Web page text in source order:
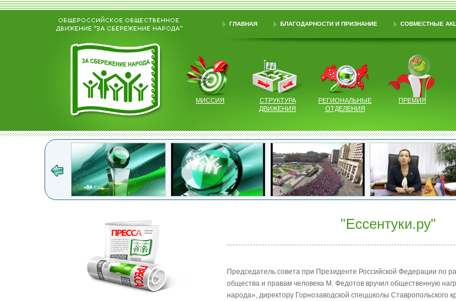
ГЛАВНАЯ БЛАГОДАРНОСТИ И ПРИЗНАНИЕ СОВМЕСТНЫЕ
МИССИЯ
СТРУКТУРА
ДВИЖЕНИЯ
РЕГИОНАЛЬНЫЕ
ОТДЕЛЕНИЯ
ПРЕМИЯ
"Ессентуки.ру"
Председатель совета при Президенте Российской Федерации по
общества и правам человека М. Федотов вручил общественную
народа», директору Горнозаводской спецшколы Ставропольского